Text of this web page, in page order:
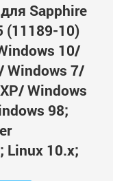
Sapphire
(11189-10)
10/
Windows 7/
Windows
98;
Linux 10.x;